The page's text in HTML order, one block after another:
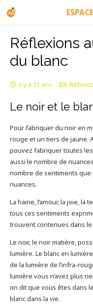
Réflexions
du blanc
il y a 11 ans
Le noir et le
Pour fabriquer du noir en
rouge et un tiers de jaune.
pouvez fabriquer toutes
aussi le nombre de
nombre de sentiments
nuances.
La haine, l’amour, la joie, la
tous ces sentiments
trouvent contenues dans le
Le noir, le noir matière,
lumière. Le blanc en
de la lumière de l’infra-
lumière vous n’avez plus
on dit que vous êtes dans
blanc dans la vie.